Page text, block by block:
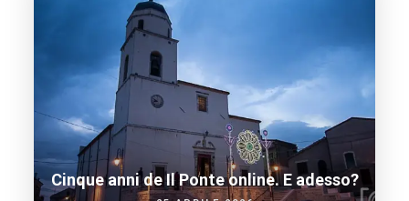
Cinque anni de Il Ponte online. E adesso?